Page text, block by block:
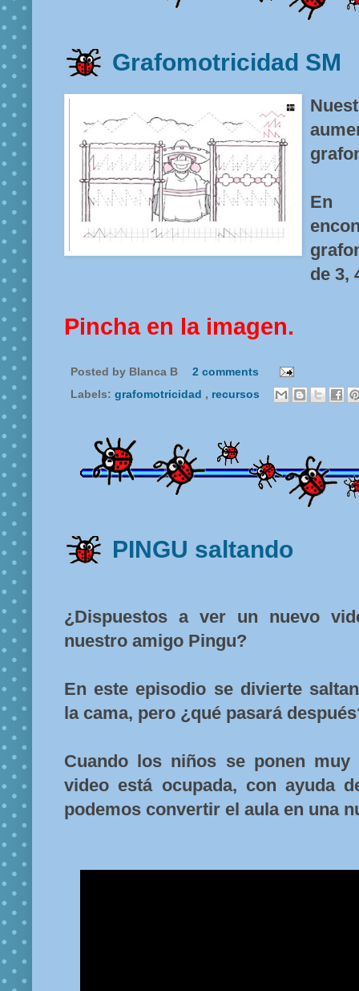
Grafomotricidad SM
En
de 3,
Pincha en la imagen.
Posted by Blanca B
2 comments
Labels: grafomotricidad , recursos
PINGU saltando
¿Dispuestos a ver un nuevo
nuestro amigo Pingu?
En este episodio se divierte
la cama, pero ¿qué pasará
Cuando los niños se ponen
video está ocupada, con ayuda
podemos convertir el aula en una